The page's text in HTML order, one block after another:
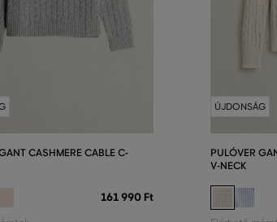
CASHMERE CABLE C-
161 990 Ft
ÚJDONSÁG
PULÓVER
V-NECK